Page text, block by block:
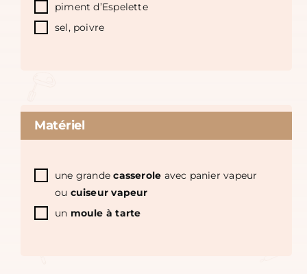
piment d’Espelette
sel, poivre
Matériel
une grandecasserole avec panier vapeur
ou cuiseur vapeur
un moule à tarte